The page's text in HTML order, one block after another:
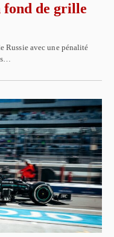
fond de grille
Russie avec une pénalité